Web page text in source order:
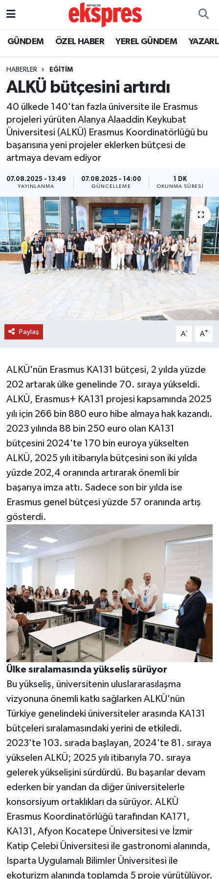
GÜNDEM ÖZEL HABER YEREL GÜNDEM
HABERLER EĞİTİM
ALKÜ bütçesini artırdı
40 ülkede 140'tan fazla üniversite ile Erasmus
projeleri yürüten Alanya Alaaddin Keykubat
Üniversitesi (ALKÜ) Erasmus Koordinatörlüğü bu
başarısına yeni projeler eklerken bütçesi de
artmaya devam ediyor
07.08.2025 - 13:49
YAYINLANMA
07.08.2025 - 14:00
GÜNCELLEME
1 DK
OKUNMA SÜRESI
Paylaş A- A+
ALKÜ'nün Erasmus KA131 bütçesi, 2 yılda yüzde
202 artarak ülke genelinde 70. sıraya yükseldi.
ALKÜ, Erasmus+ KA131 projesi kapsamında 2025
yılı için 266 bin 880 euro hibe almaya hak kazandı.
2023 yılında 88 bin 250 euro olan KA131
bütçesini 2024'te 170 bin euroya yükselten
ALKÜ, 2025 yılı itibarıyla bütçesini son iki yılda
yüzde 202,4 oranında artırarak önemli bir
başarıya imza attı. Sadece son bir yılda ise
Erasmus genel bütçesi yüzde 57 oranında artış
gösterdi.
Ülke sıralamasında yükseliş sürüyor
Bu yükseliş, üniversitenin uluslararasılaşma
vizyonuna önemli katkı sağlarken ALKÜ'nün
Türkiye genelindeki üniversiteler arasında KA131
bütçeleri sıralamasındaki yerini de etkiledi.
2023'te 103. sırada başlayan, 2024'te 81. sıraya
yükselen ALKÜ; 2025 yılı itibarıyla 70. sıraya
gelerek yükselişini sürdürdü. Bu başarılar devam
ederken bir yandan da diğer üniversitelerle
konsorsiyum ortaklıkları da sürüyor. ALKÜ
Erasmus Koordinatörlüğü tarafından KA171,
KA131, Afyon Kocatepe Üniversitesi ve İzmir
Katip Çelebi Üniversitesi ile gastronomi alanında,
Isparta Uygulamalı Bilimler Üniversitesi ile
ekoturizm alanında toplamda 5 proje yürütülüyor.
ÖZEL HABER
YEREL GÜNDEM
EKONOMİ
KÜLTÜR - SANAT
SPOR
SİYASET
SAĞLIK
DÜNYA
EĞİTİM
RÖPORTAJ
VİDEO HABERLER
YAZARLAR
RESMİ İLAN
MAGAZİN
Nöbetçi Eczaneler
Trafik Durumu
Süper Lig Puan Durumu ve Fikstür
Tüm Manşetler
Son Dakika Haberleri
Haber Arşivi